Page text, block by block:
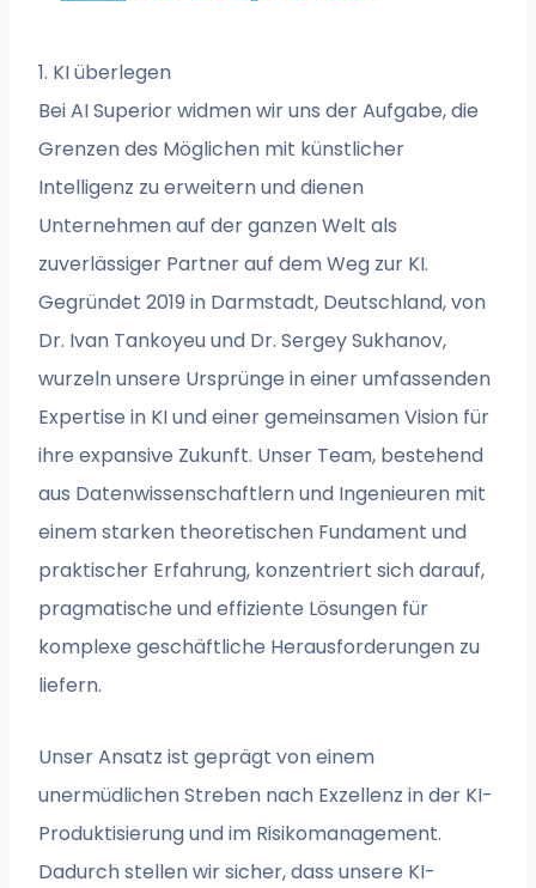
1. KI überlegen
Bei AI Superior widmen wir uns der Aufgabe, die
Grenzen des Möglichen mit künstlicher
Intelligenz zu erweitern und dienen
Unternehmen auf der ganzen Welt als
zuverlässiger Partner auf dem Weg zur KI.
Gegründet 2019 in Darmstadt, Deutschland, von
Dr. Ivan Tankoyeu und Dr. Sergey Sukhanov,
wurzeln unsere Ursprünge in einer umfassenden
Expertise in KI und einer gemeinsamen Vision für
ihre expansive Zukunft. Unser Team, bestehend
aus Datenwissenschaftlern und Ingenieuren mit
einem starken theoretischen Fundament und
praktischer Erfahrung, konzentriert sich darauf,
pragmatische und effiziente Lösungen für
komplexe geschäftliche Herausforderungen zu
liefern.
Unser Ansatz ist geprägt von einem
unermüdlichen Streben nach Exzellenz in der KI-
Produktisierung und im Risikomanagement.
Dadurch stellen wir sicher, dass unsere KI-